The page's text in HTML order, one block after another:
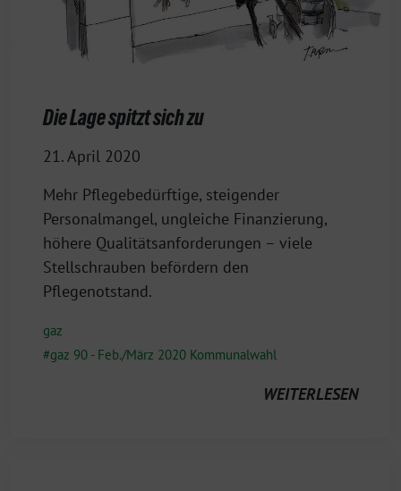
Die Lage spitzt sich zu
21. April 2020
Mehr Pflegebedürftige, steigender
Personalmangel, ungleiche Finanzierung,
höhere Qualitätsanforderungen – viele
Stellschrauben befördern den
Pflegenotstand.
gaz
gaz 90 - Feb./März 2020 Kommunalwahl
WEITERLESEN